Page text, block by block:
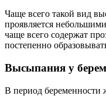
Чаще всего такой вид
проявляется
чаще всего содержат
постепенно
Высыпания у
В период беременности